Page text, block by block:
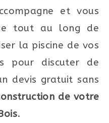
et vous
tout au long de
la piscine de vos
pour discuter de
devis gratuit sans
de votre
.